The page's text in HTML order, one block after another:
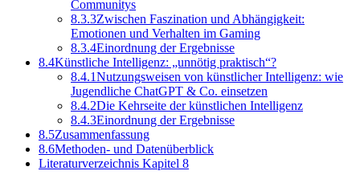
Communitys
8.3.3Zwischen Faszination und Abhängigkeit:
Emotionen und Verhalten im Gaming
8.3.4Einordnung der Ergebnisse
8.4Künstliche Intelligenz: „unnötig praktisch“?
8.4.1Nutzungsweisen von künstlicher Intelligenz: wie
Jugendliche ChatGPT & Co. einsetzen
8.4.2Die Kehrseite der künstlichen Intelligenz
8.4.3Einordnung der Ergebnisse
8.5Zusammenfassung
8.6Methoden- und Datenüberblick
Literaturverzeichnis Kapitel 8